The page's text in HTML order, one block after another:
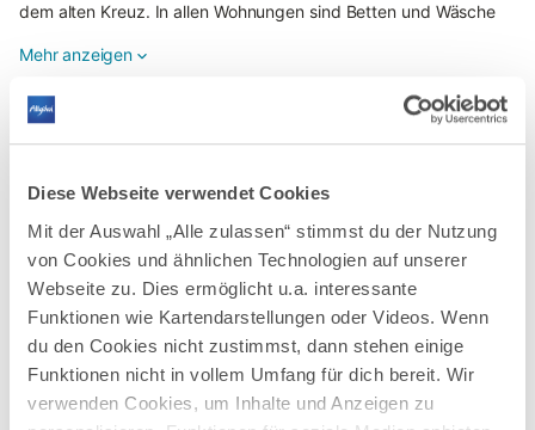
Diese Webseite verwendet Cookies
Mit der Auswahl „Alle zulassen“ stimmst du der Nutzung
von Cookies und ähnlichen Technologien auf unserer
Webseite zu. Dies ermöglicht u.a. interessante
Funktionen wie Kartendarstellungen oder Videos. Wenn
du den Cookies nicht zustimmst, dann stehen einige
Funktionen nicht in vollem Umfang für dich bereit. Wir
verwenden Cookies, um Inhalte und Anzeigen zu
dem alten Kreuz. In allen Wohnungen sind Betten und Wäsche
Gasthof/Restaurant Kreuz, dort bekommen Hausgäste 10 %
die Heuberg-Arena, Ski- und Schuhraum, Parkplatz.
Haustiere sind auf Anfrage nur im Erdgeschoß möglich.
Schlafzimmer mit 2 Betten und Schlafcouch (echte Matratzen) -
1 Schlafzimmer mit 2 Betten – 2 barrierefreie Bäder mit Dusche
und WC (ensuite an den Schlafzimmern) – Küchenzeile mit Herd,
Kühlschrank, Spülmaschine, Mikrowelle, Kaffeemaschine für
Pads und Wasserkocher - Essecke - Fernseher - kostenloses
Gäste-WLAN - Parkplatz am Haus
Mehr anzeigen
Das bietet Ihnen die Unterkunft
WLAN Parkmöglichkeit
Terrasse TV
Küche Garten
Geschirrspüler Kühlschrank
Alle 34 Ausstattungsmerkmale anzeigen